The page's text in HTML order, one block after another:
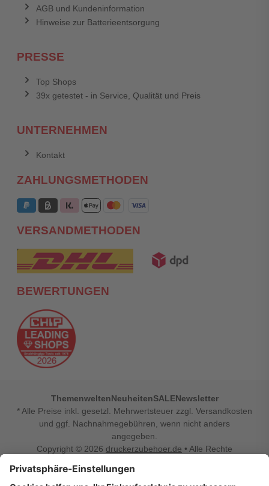
AGB und Kundeninformation
Hinweise zur Batterieentsorgung
PRESSE
Top Shops
39x getestet - in Service, Qualität und Preis
UNTERNEHMEN
Kontakt
ZAHLUNGSMETHODEN
VERSANDMETHODEN
BEWERTUNGEN
ThemenweltenNeuheitenSALENewsletter
* Alle Preise inkl. gesetzl. Mehrwertsteuer zzgl. Versandkosten
und ggf. Nachnahmegebühren, wenn nicht anders
angegeben.
Copyright © 2026 druckerzubehoer.de • Alle Rechte
Vertrag widerrufen